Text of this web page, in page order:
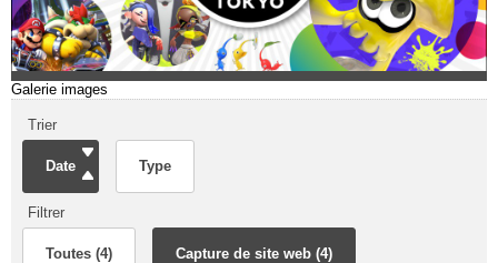
Galerie images
Trier
Date Type
Filtrer
Toutes (4) Capture de site web (4)